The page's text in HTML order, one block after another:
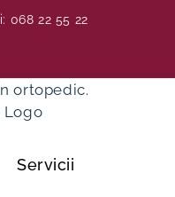
068 22 55 22
Servicii